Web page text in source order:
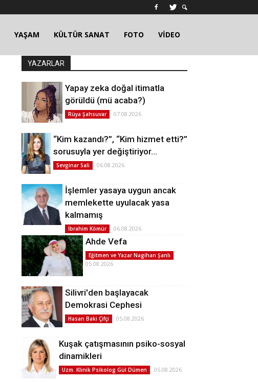
YAŞAM KÜLTÜR SANAT FOTO VİDEO
YAZARLAR
Yapay zeka doğal itimatla
görüldü (mü acaba?)
Rüya Şahsuvar 07.08.2026
“Kim kazandı?”, “Kim hizmet etti?”
sorusuyla yer değiştiriyor…
Sevginar Sali 06.08.2026
İşlemler yasaya uygun ancak
memlekette uyulacak yasa
kalmamış
İbrahim Kömür 06.08.2026
Ahde Vefa
Eğitmen ve Yazar Nagihan Şanlı
05.08.2026
Silivri'den başlayacak
Demokrasi Cephesi
Hasan Baki Çifçi 05.08.2026
Kuşak çatışmasının psiko-sosyal
dinamikleri
Uzm. Klinik Psikolog Gül Dümen 05.08.2026